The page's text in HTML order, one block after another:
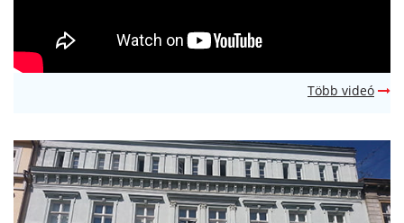
Több videó